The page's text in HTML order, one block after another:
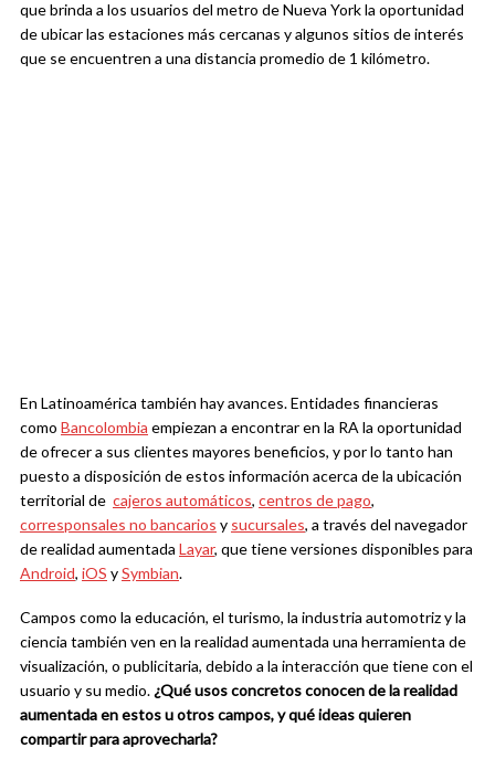
que brinda a los usuarios del metro de Nueva York la oportunidad
de ubicar las estaciones más cercanas y algunos sitios de interés
que se encuentren a una distancia promedio de 1 kilómetro.
En Latinoamérica también hay avances. Entidades financieras
como Bancolombia empiezan a encontrar en la RA la oportunidad
de ofrecer a sus clientes mayores beneficios, y por lo tanto han
puesto a disposición de estos información acerca de la ubicación
territorial de cajeros automáticos, centros de pago,
corresponsales no bancarios y sucursales, a través del navegador
de realidad aumentada Layar, que tiene versiones disponibles para
Android, iOS ySymbian.
Campos como la educación, el turismo, la industria automotriz y la
ciencia también ven en la realidad aumentada una herramienta de
visualización, o publicitaria, debido a la interacción que tiene con el
usuario y su medio. ¿Qué usos concretos conocen de la realidad
aumentada en estos u otros campos, y qué ideas quieren
compartir para aprovecharla?